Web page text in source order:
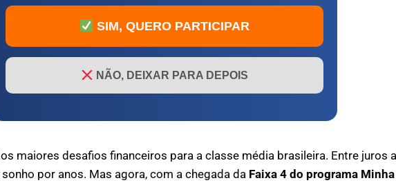
SIM, QUERO PARTICIPAR
NÃO, DEIXAR PARA DEPOIS
maiores desafios financeiros para a classe média brasileira. Entre juros
por anos. Mas agora, com a chegada da Faixa 4 do programa